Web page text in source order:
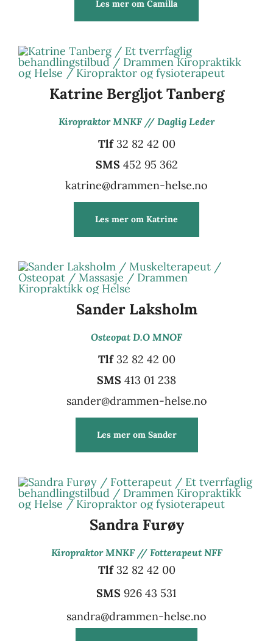
Les mer om Camilla
Katrine Bergljot Tanberg
Kiropraktor MNKF // Daglig Leder
Tlf32 82 42 00
SMS452 95 362
katrine@drammen-helse.no
Les mer om Katrine
Sander Laksholm
Osteopat D.O MNOF
Tlf32 82 42 00
SMS 413 01 238
sander@drammen-helse.no
Les mer om Sander
Sandra Furøy
Kiropraktor MNKF // Fotterapeut NFF
Tlf32 82 42 00
SMS 926 43 531
sandra@drammen-helse.no